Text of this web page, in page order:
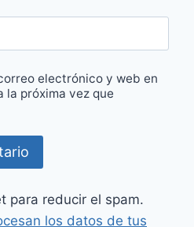
electrónico y web en
la próxima vez que
para reducir el spam.
los datos de tus